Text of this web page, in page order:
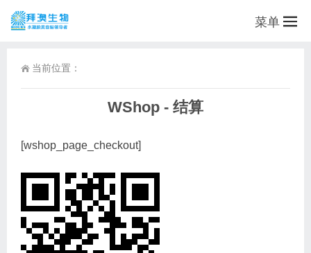
菜单
当前位置：
WShop - 结算
[wshop_page_checkout]